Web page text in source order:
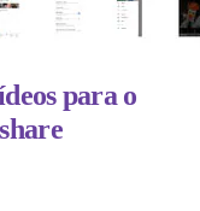
para o